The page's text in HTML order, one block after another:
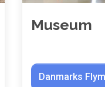
Museum
Danmarks